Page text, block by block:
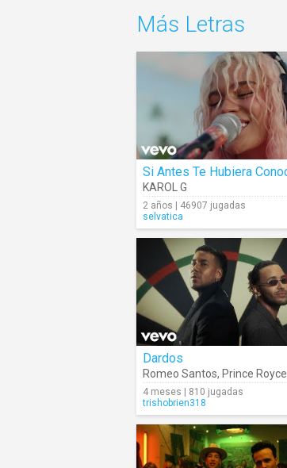
Más Letras
KAROL G
2 años | 46907 jugadas
selvatica
Dardos
Romeo Santos, Prince Royce
4 meses | 810 jugadas
trishobrien318